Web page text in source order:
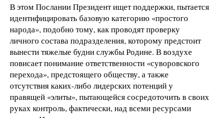
В этом Послании Президент ищет поддержки, пытается
идентифицировать базовую категорию «простого
народа», подобно тому, как проводят проверку
личного состава подразделения, которому предстоит
вынести тяжелые будни службы Родине. В воздухе
повисает понимание ответственности «суворовского
перехода», предстоящего обществу, а также
отсутствия каких-либо лидерских потенций у
правящей «элиты», пытающейся сосредоточить в своих
руках контроль, фактически, над всеми ресурсами